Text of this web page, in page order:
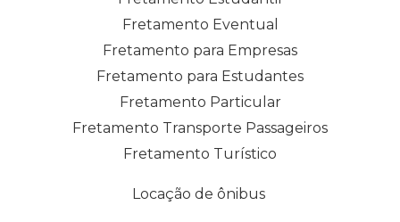
Fretamento Eventual
Fretamento para Empresas
Fretamento para Estudantes
Fretamento Particular
Fretamento Transporte Passageiros
Fretamento Turístico
Locação de ônibus